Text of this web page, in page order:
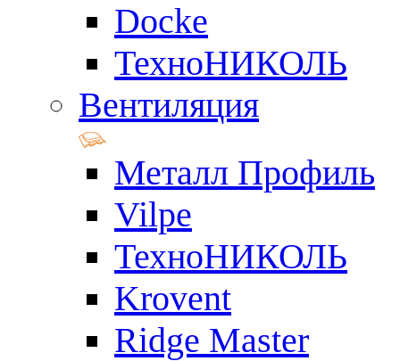
Docke
ТехноНИКОЛЬ
Вентиляция
Металл Профиль
Vilpe
ТехноНИКОЛЬ
Krovent
Ridge Master